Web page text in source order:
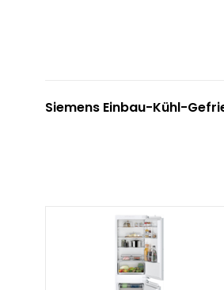
Siemens Einbau-Kühl-